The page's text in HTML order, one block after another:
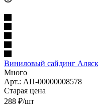
Виниловый сайдинг
Много
Арт.: АП-00000008578
Старая цена
288 ₽/шт